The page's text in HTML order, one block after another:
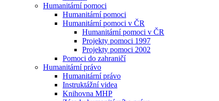
Humanitární pomoci
Humanitární pomoci
Humanitární pomoci v ČR
Humanitární pomoci v ČR
Projekty pomoci 1997
Projekty pomoci 2002
Pomoci do zahraničí
Humanitární právo
Humanitární právo
Instruktážní videa
Knihovna MHP